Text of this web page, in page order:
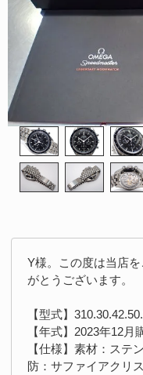
Y様。この度は当店
がとうございます。
【型式】
【年式】2023年12月
【仕様】素材：ステ
防：サファイアクリ